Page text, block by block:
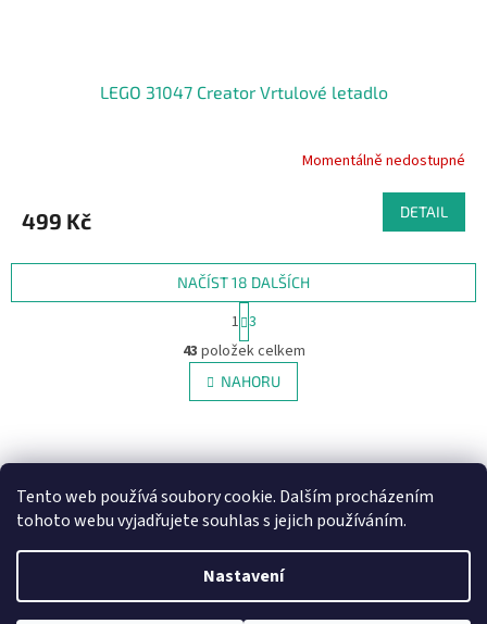
Tento web používá soubory cookie. Dalším procházením
tohoto webu vyjadřujete souhlas s jejich používáním.
Nastavení
LEGO 31047 Creator Vrtulové letadlo
Momentálně nedostupné
499 Kč DETAIL
O
v
l
á
c
p
r
v
k
y
v
NAČÍST 18 DALŠÍCH
t
r
á
n
k
á
í
1 3
43 položek celkem
NAHORU
á
Vytvořil Shoptet